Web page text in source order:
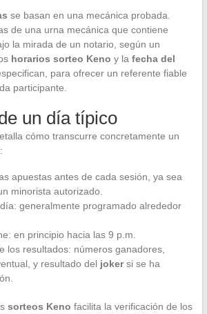
se basan en una mecánica probada.
de una urna mecánica que contiene
la mirada de un notario, según un
horarios sorteo Keno y la fecha del
para ofrecer un referente fiable
participante.
un día típico
cómo transcurre concretamente un
apuestas antes de cada sesión, ya sea
minorista autorizado.
generalmente programado alrededor
en principio hacia las 9 p.m.
los resultados: números ganadores,
y resultado del jokersi se ha
sorteos Keno facilita la verificación de los